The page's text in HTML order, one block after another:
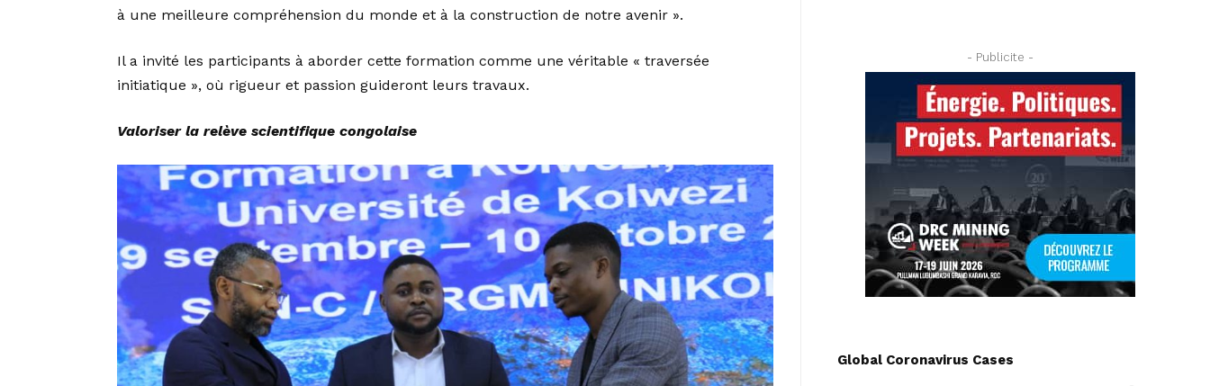
à une meilleure compréhension du monde et à la construction de notre avenir ».
Il a invité les participants à aborder cette formation comme une véritable « traversée
initiatique », où rigueur et passion guideront leurs travaux.
Valoriser la relève scientifique congolaise
- Publicite -
Global Coronavirus Cases